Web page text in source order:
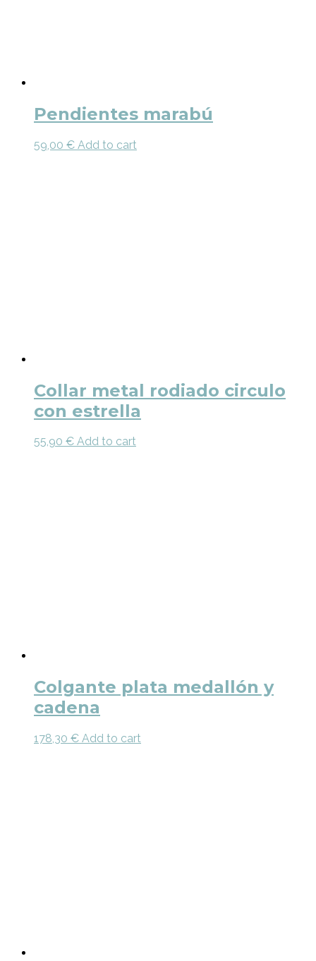
Pendientes marabú
59,00 € Add to cart
Collar metal rodiado circulo
con estrella
55,90 € Add to cart
Colgante plata medallón y
cadena
178,30 € Add to cart